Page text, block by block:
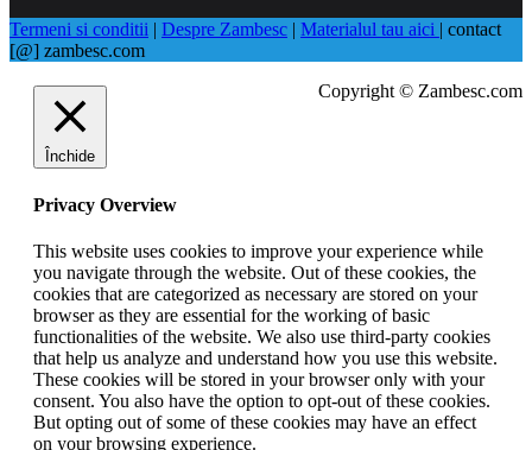
Termeni si conditii | Despre Zambesc | Materialul tau aici | contact
[@] zambesc.com
Copyright © Zambesc.com
Închide
Privacy Overview
This website uses cookies to improve your experience while
you navigate through the website. Out of these cookies, the
cookies that are categorized as necessary are stored on your
browser as they are essential for the working of basic
functionalities of the website. We also use third-party cookies
that help us analyze and understand how you use this website.
These cookies will be stored in your browser only with your
consent. You also have the option to opt-out of these cookies.
But opting out of some of these cookies may have an effect
on your browsing experience.